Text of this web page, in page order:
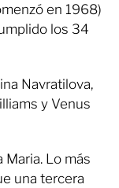
en 1968)
los 34
Navratilova,
y Venus
Maria. Lo más
una tercera